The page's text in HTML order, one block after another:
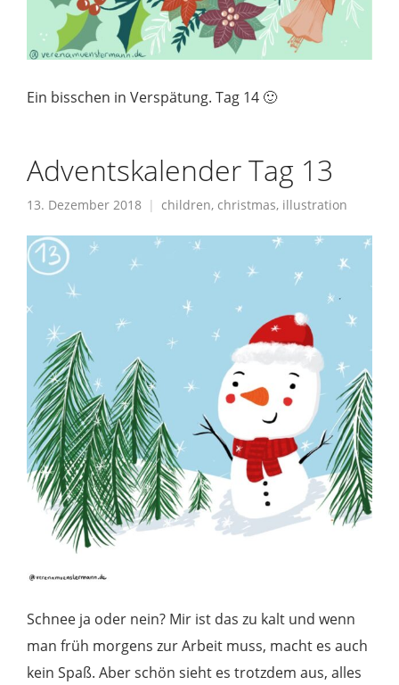
Ein bisschen in Verspätung. Tag 14 🙂
Adventskalender Tag 13
13. Dezember 2018 children, christmas, illustration
Schnee ja oder nein? Mir ist das zu kalt und wenn
man früh morgens zur Arbeit muss, macht es auch
kein Spaß. Aber schön sieht es trotzdem aus, alles